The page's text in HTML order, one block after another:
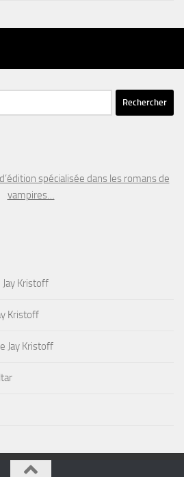
spécialisée dans les romans de
vampires…
Kristoff
Kristoff
Jay Kristoff